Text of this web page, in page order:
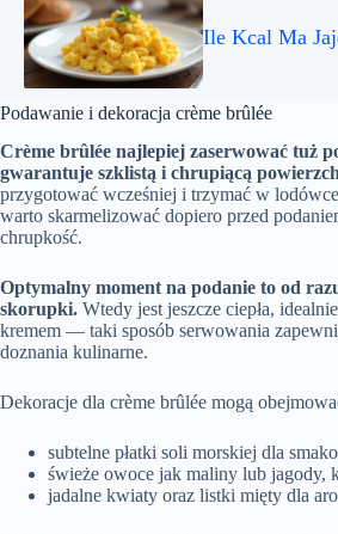
Ile Kcal Ma
Podawanie i dekoracja crème brûlée
Crème brûlée najlepiej zaserwować tuż
gwarantuje szklistą i chrupiącą
przygotować wcześniej i trzymać w
warto skarmelizować dopiero przed
chrupkość.
Optymalny moment na podanie to od
skorupki. Wtedy jest jeszcze ciepła,
kremem — taki sposób serwowania
doznania kulinarne.
Dekoracje dla crème brûlée mogą
subtelne płatki soli morskiej dla
świeże owoce jak maliny lub jagody,
jadalne kwiaty oraz listki mięty dla